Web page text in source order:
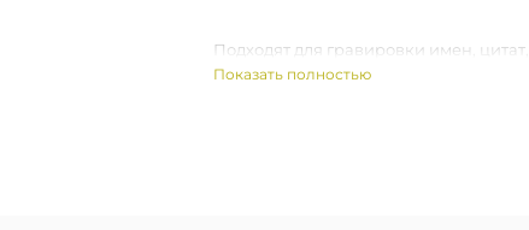
Подходят для гравировки имен,
друг другу!
Показать полностью